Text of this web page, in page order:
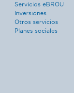
Servicios eBROU
Inversiones
Otros servicios
Planes sociales